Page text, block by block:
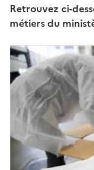
Retrouvez ci-
métiers du